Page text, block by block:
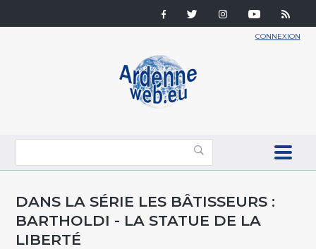
CONNEXION
DANS LA SÉRIE LES BÂTISSEURS :
BARTHOLDI - LA STATUE DE LA
LIBERTÉ